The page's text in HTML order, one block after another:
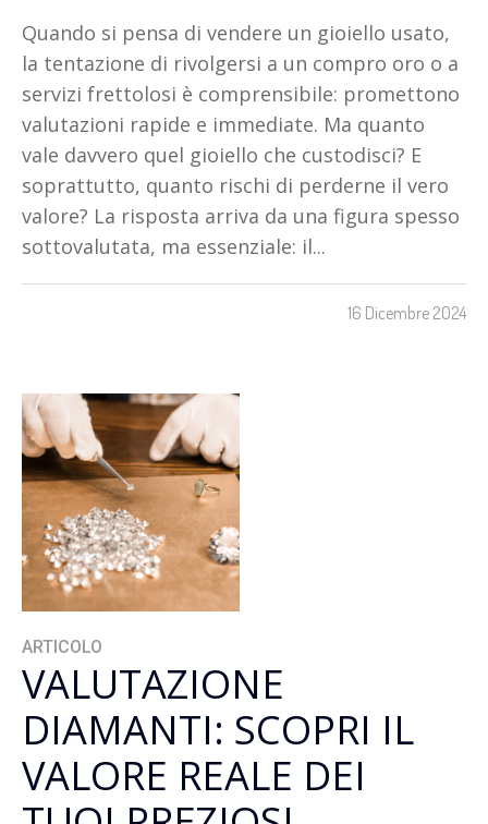
Quando si pensa di vendere un gioiello usato,
la tentazione di rivolgersi a un compro oro o a
servizi frettolosi è comprensibile: promettono
valutazioni rapide e immediate. Ma quanto
vale davvero quel gioiello che custodisci? E
soprattutto, quanto rischi di perderne il vero
valore? La risposta arriva da una figura spesso
sottovalutata, ma essenziale: il...
16 Dicembre 2024
ARTICOLO
VALUTAZIONE
DIAMANTI: SCOPRI IL
VALORE REALE DEI